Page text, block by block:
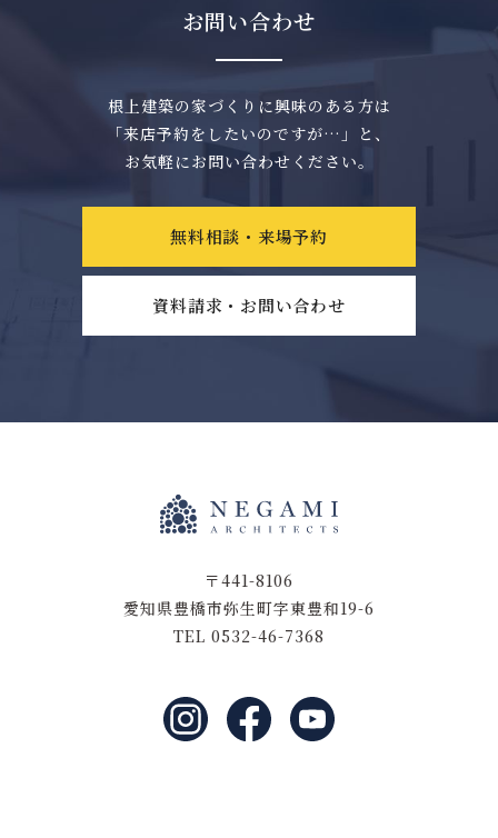
お問い合わせ
根上建築の家づくりに興味のある方は
「来店予約をしたいのですが…」と、
お気軽にお問い合わせください。
無料相談・来場予約
資料請求・お問い合わせ
〒441-8106
愛知県豊橋市弥生町字東豊和19-6
TEL 0532-46-7368